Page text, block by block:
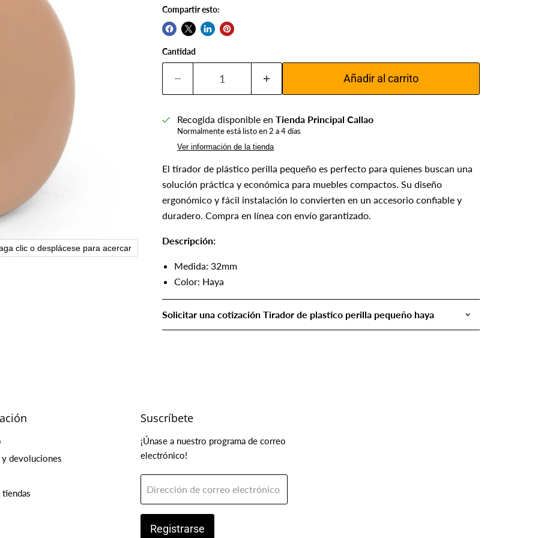
clic o desplácese para acercar
Compartir esto:
Cantidad
Añadir al carrito
Recogida disponible en Tienda Principal Callao
Normalmente está listo en 2 a 4 días
Ver información de la tienda
El tirador de plástico perilla pequeño es perfecto para quienes buscan una
solución práctica y económica para muebles compactos. Su diseño
ergonómico y fácil instalación lo convierten en un accesorio confiable y
duradero. Compra en línea con envío garantizado.
Descripción:
Medida: 32mm
Color: Haya
Solicitar una cotización Tirador de plastico perilla pequeño haya
devoluciones
Suscríbete
¡Únase a nuestro programa de correo
electrónico!
Dirección de correo electrónico
Registrarse